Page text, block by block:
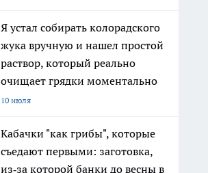
Я устал собирать колорадского
жука вручную и нашел простой
раствор, который реально
очищает грядки моментально
10 июля
Кабачки "как грибы", которые
съедают первыми: заготовка,
из‑за которой банки до весны в